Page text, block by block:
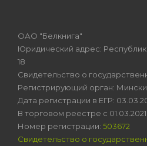
ОАО "Белкнига"
Юридический адрес:
18
Свидетельство о
Регистрирующий орган:
Дата регистрации в ЕГР:
В торговом реестре с 01.03.2021
Номер регистрации: 503672
Свидетельство о